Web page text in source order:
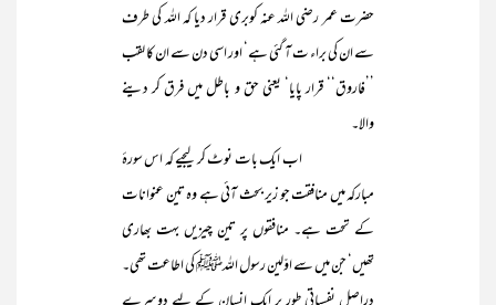
حضرت عمر رضی اللہ عنہ کوبری قرار دیا کہ اللہ کی طرف
سے ان کی براء ت آ گئی ہے‘ اور اسی دن سے ان کا لقب
’’فاروق‘‘ قرار پایا‘ یعنی حق و باطل میں فرق کر دینے
والا۔
اب ایک بات نوٹ کر لیجیے کہ اس سورۂ
مبارکہ میں منافقت جو زیر بحث آئی ہے وہ تین عنوانات
کے تحت ہے۔ منافقوں پر تین چیزیں بہت بھاری
تھیں‘ جن میں سے اوّلین رسول اللہﷺ کی اطاعت تھی۔